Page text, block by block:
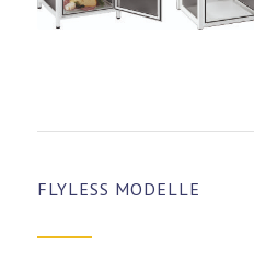
FLYLESS MODELLE